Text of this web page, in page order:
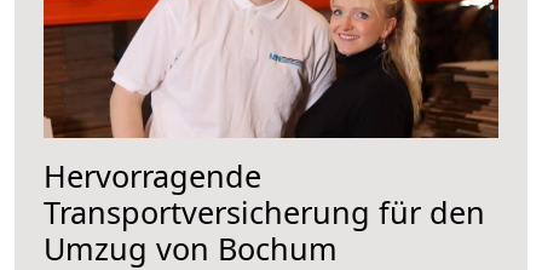
Hervorragende
Transportversicherung für den
Umzug von Bochum